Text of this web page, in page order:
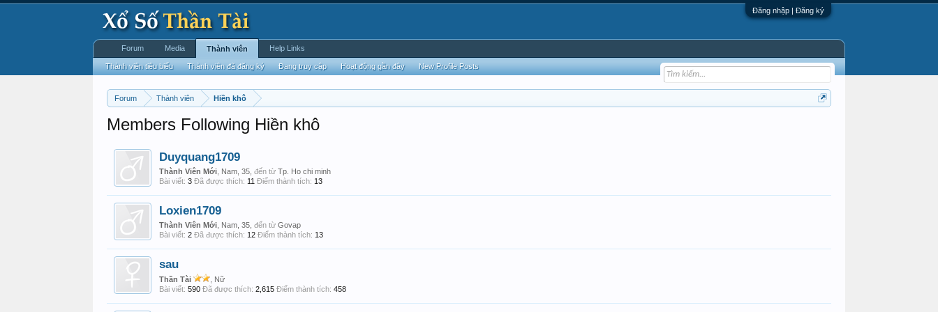
Đăng nhập | Đăng ký
Forum Thành viên Hiền khô
Members Following Hiền khô
Duyquang1709
Thành Viên Mới , Nam, 35, đến từ Tp. Ho chi minh
Bài viết: 3 Đã được thích: 11 Điểm thành tích: 13
Loxien1709
Thành Viên Mới , Nam, 35, đến từ Govap
Bài viết: 2 Đã được thích: 12 Điểm thành tích: 13
sau
Thần Tài
, Nữ
Bài viết: 590 Đã được thích: 2,615 Điểm thành tích: 458
Forum Media Thành viên
Thành viên tiêu biểu Thành viên đã đăng ký Đang truy cập Hoạt động gần đây New Profile Posts
Help Links